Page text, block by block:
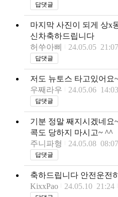
답댓글
마지막 사진이 되게 상x
신차축하드립니다
허쑤아삐
24.05.05 21:07
답댓글
저도 뉴토스 타고있어요
우째라우
24.05.06 14:03
답댓글
기분 정말 째지시겠네요
콕도 당하지 마시고~ ^^
주니파형
24.05.08 08:07
답댓글
축하드립니다 안전운전
KixxPao
24.05.10 21:24